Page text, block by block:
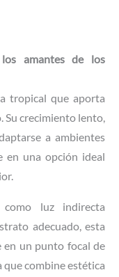
amantes de los
tropical que aporta
Su crecimiento lento,
a ambientes
en una opción ideal
como luz indirecta
adecuado, esta
en un punto focal de
que combine estética